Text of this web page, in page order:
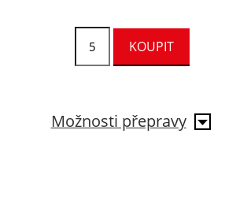
Možnosti přepravy